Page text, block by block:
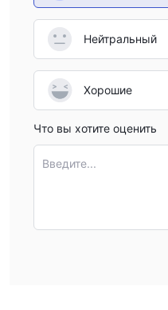
Нейтральный
Хорошие
Что вы хотите оценить
Введите...